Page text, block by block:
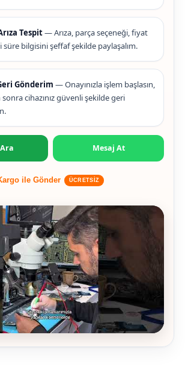
Tespit— Arıza, parça seçeneği, fiyat
bilgisini şeffaf şekilde paylaşalım.
Gönderim — Onayınızla işlem başlasın,
cihazınız güvenli şekilde geri
Mesaj At
ile Gönder ÜCRETSİZ